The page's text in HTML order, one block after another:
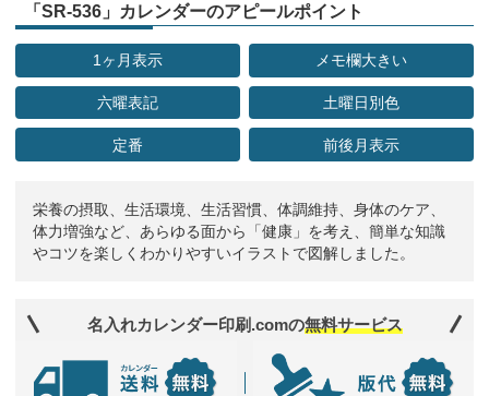
「SR-536」カレンダーのアピールポイント
1ヶ月表示 メモ欄大きい
六曜表記 土曜日別色
定番 前後月表示
栄養の摂取、生活環境、生活習慣、体調維持、身体のケア、
体力増強など、あらゆる面から「健康」を考え、簡単な知識
やコツを楽しくわかりやすいイラストで図解しました。
名入れカレンダー印刷.comの無料サービス